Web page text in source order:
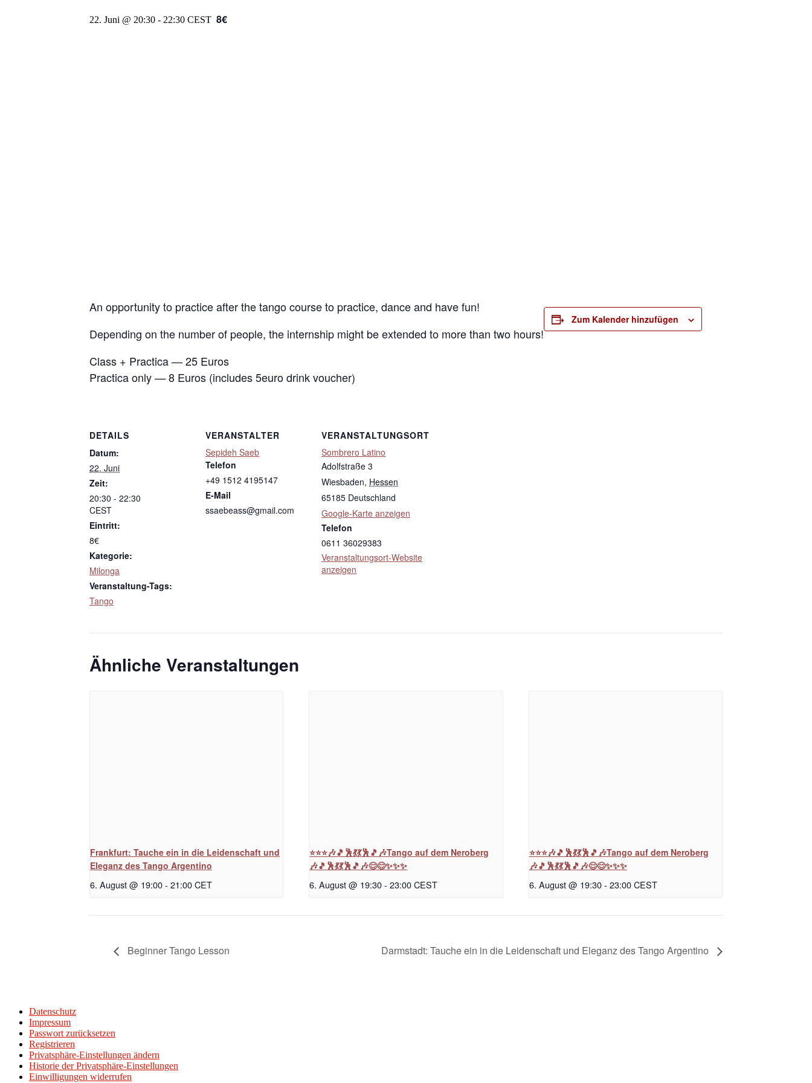
22. Juni @ 20:30 - 22:30 CEST 8€
An opportunity to practice after the tango course to practice, dance and have fun!
Depending on the number of people, the internship might be extended to more than two hours!
Class + Practica — 25 Euros
Practica only — 8 Euros (includes 5euro drink voucher)
Zum Kalender hinzufügen
DETAILS
Datum:
22. Juni
Zeit:
20:30 - 22:30
CEST
Eintritt:
8€
Kategorie:
Milonga
Veranstaltung-Tags:
Tango
VERANSTALTER
Sepideh Saeb
Telefon
+49 1512 4195147
E-Mail
ssaebeass@gmail.com
VERANSTALTUNGSORT
Sombrero Latino
Adolfstraße 3
Wiesbaden, Hessen
65185 Deutschland
Google-Karte anzeigen
Telefon
0611 36029383
Veranstaltungsort-Website
anzeigen
Ähnliche Veranstaltungen
Frankfurt: Tauche ein in die Leidenschaft und
Eleganz des Tango Argentino
6. August @ 19:00- 21:00CET
⭐⭐⭐🎶🎵🕺💃💃🕺🎵🎶Tango auf dem Neroberg
🎶🎵🕺💃💃🕺🎵🎶😊😊✨✨✨
6. August @ 19:30 - 23:00 CEST
⭐⭐⭐🎶🎵🕺💃💃🕺🎵🎶Tango auf dem Neroberg
🎶🎵🕺💃💃🕺🎵🎶😊😊✨✨✨
6. August @ 19:30 - 23:00 CEST
Beginner Tango Lesson Darmstadt: Tauche ein in die Leidenschaft und Eleganz des Tango Argentino
Datenschutz
Impressum
Passwort zurücksetzen
Registrieren
Privatsphäre-Einstellungen ändern
Historie der Privatsphäre-Einstellungen
Einwilligungen widerrufen